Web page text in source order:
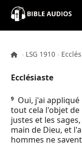
×
Contacts
About
› LSG 1910 ›
Ecclésiaste
9
Oui, j'ai
tout cela l'objet de
justes et les
main de Dieu, et
hommes ne